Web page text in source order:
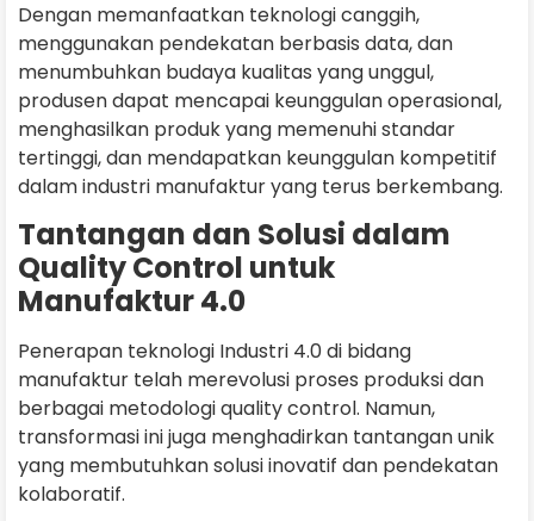
Dengan memanfaatkan teknologi canggih,
menggunakan pendekatan berbasis data, dan
menumbuhkan budaya kualitas yang unggul,
produsen dapat mencapai keunggulan operasional,
menghasilkan produk yang memenuhi standar
tertinggi, dan mendapatkan keunggulan kompetitif
dalam industri manufaktur yang terus berkembang.
Tantangan dan Solusi dalam
Quality Control untuk
Manufaktur 4.0
Penerapan teknologi Industri 4.0 di bidang
manufaktur telah merevolusi proses produksi dan
berbagai metodologi quality control. Namun,
transformasi ini juga menghadirkan tantangan unik
yang membutuhkan solusi inovatif dan pendekatan
kolaboratif.